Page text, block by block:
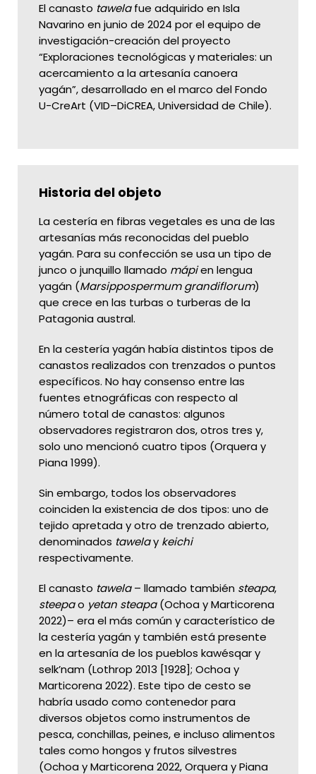
El canasto tawelafue adquirido en Isla
Navarino en junio de 2024 por el equipo de
investigación-creación del proyecto
“Exploraciones tecnológicas y materiales: un
acercamiento a la artesanía canoera
yagán”, desarrollado en el marco del Fondo
U-CreArt (VID–DiCREA, Universidad de Chile).
Historia del objeto
La cestería en fibras vegetales es una de las
artesanías más reconocidas del pueblo
yagán. Para su confección se usa un tipo de
junco o junquillo llamado mápien lengua
yagán (Marsippospermum grandiflorum)
que crece en las turbas o turberas de la
Patagonia austral.
En la cestería yagán había distintos tipos de
canastos realizados con trenzados o puntos
específicos. No hay consenso entre las
fuentes etnográficas con respecto al
número total de canastos: algunos
observadores registraron dos, otros tres y,
solo uno mencionó cuatro tipos (Orquera y
Piana 1999).
Sin embargo, todos los observadores
coinciden la existencia de dos tipos: uno de
tejido apretada y otro de trenzado abierto,
denominados tawelay keichi
respectivamente.
El canasto tawela– llamado también steapa,
steepao yetan steapa(Ochoa y Marticorena
2022)– era el más común y característico de
la cestería yagán y también está presente
en la artesanía de los pueblos kawésqar y
selk’nam (Lothrop 2013 [1928]; Ochoa y
Marticorena 2022). Este tipo de cesto se
habría usado como contenedor para
diversos objetos como instrumentos de
pesca, conchillas, peines, e incluso alimentos
tales como hongos y frutos silvestres
(Ochoa y Marticorena 2022, Orquera y Piana